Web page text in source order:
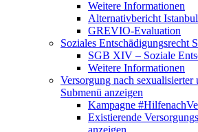
Weitere Informationen
Alternativbericht
GREVIO-Evaluation
Soziales Entschädigungsrecht
SGB XIV – Soziale
Weitere Informationen
Versorgung nach
Submenü anzeigen
Kampagne
Existierende
anzeigen